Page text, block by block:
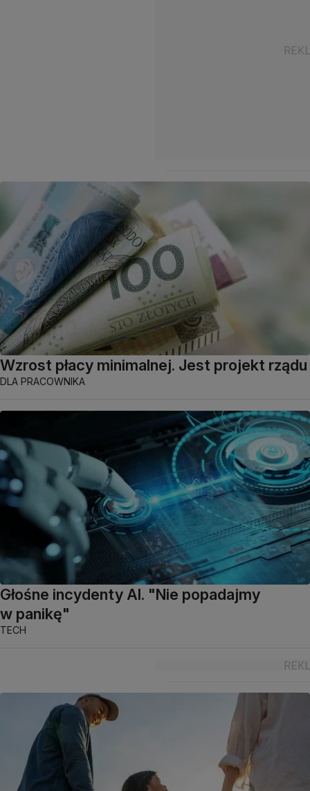
Wzrost płacy minimalnej. Jest projekt rządu
DLA PRACOWNIKA
Głośne incydenty AI. "Nie popadajmy
w panikę"
TECH